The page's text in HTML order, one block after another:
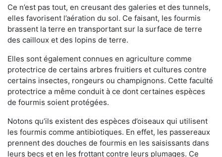
Ce n’est pas tout, en creusant des galeries et des tunnels,
elles favorisent l’aération du sol. Ce faisant, les fourmis
brassent la terre en transportant sur la surface de terre
des cailloux et des lopins de terre.
Elles sont également connues en agriculture comme
protectrice de certains arbres fruitiers et cultures contre
certains insectes, rongeurs ou champignons. Cette faculté
protectrice a même conduit à ce dont certaines espèces
de fourmis soient protégées.
Notons qu’ils existent des espèces d’oiseaux qui utilisent
les fourmis comme antibiotiques. En effet, les passereaux
prennent des douches de fourmis en les saisissants dans
leurs becs et en les frottant contre leurs plumages. Ce